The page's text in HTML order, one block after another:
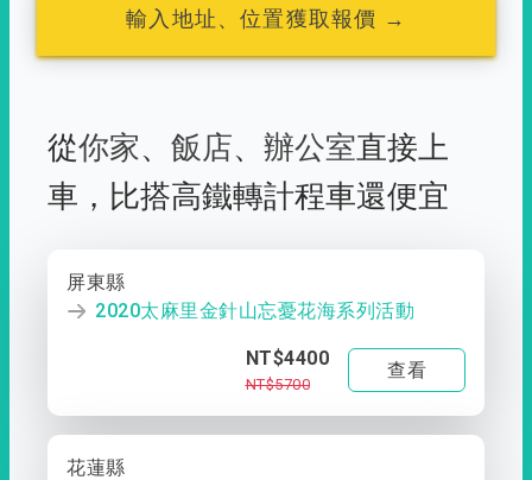
輸入地址、位置獲取報價 →
從你家、 飯店、 辦公室直接上
車， 比搭高鐵轉計程車還便宜
屏東縣
2020太麻里金針山忘憂花海系列活動
NT$4400
NT$5700
查看
花蓮縣